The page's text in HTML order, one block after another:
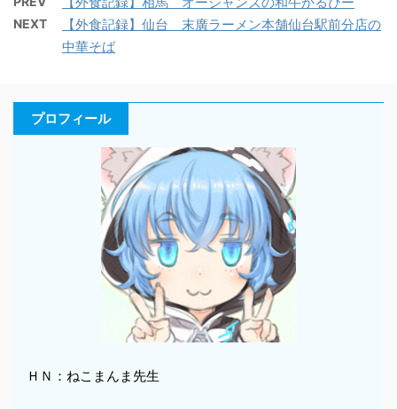
NEXT
【外食記録】仙台 末廣ラーメン本舗仙台駅前分店の
中華そば
プロフィール
ＨＮ：ねこまんま先生